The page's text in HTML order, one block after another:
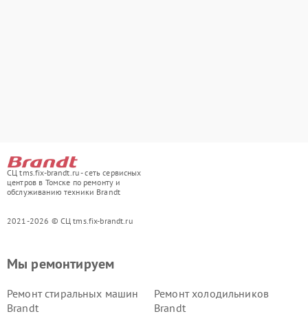
СЦ tms.fix-brandt.ru - сеть сервисных
центров в Томске по ремонту и
обслуживанию техники Brandt
2021-2026 © СЦ tms.fix-brandt.ru
Мы ремонтируем
Ремонт стиральных машин
Brandt
Ремонт холодильников
Brandt